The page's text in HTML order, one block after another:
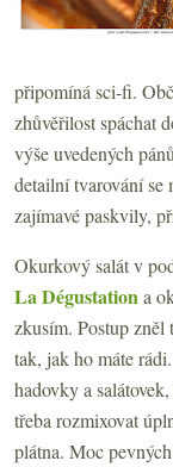
připomíná sci-fi.
zhůvěřilost spáchat
výše uvedených
detailní tvarování se
zajímavé paskvily,
Okurkový salát v
La Dégustationa
zkusím. Postup zněl
tak, jak ho máte
hadovky a
třeba rozmixovat
plátna. Moc